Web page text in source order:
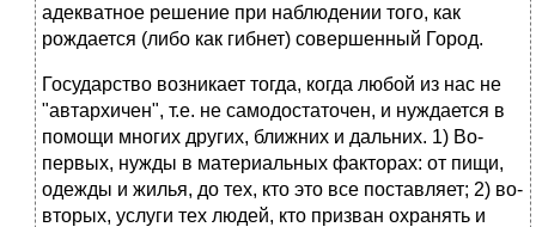
адекватное решение при наблюдении того, как
рождается (либо как гибнет) совершенный Город.
Государство возникает тогда, когда любой из нас не
"автархичен", т.е. не самодостаточен, и нуждается в
помощи многих других, ближних и дальних. 1) Во-
первых, нужды в материальных факторах: от пищи,
одежды и жилья, до тех, кто это все поставляет; 2) во-
вторых, услуги тех людей, кто призван охранять и